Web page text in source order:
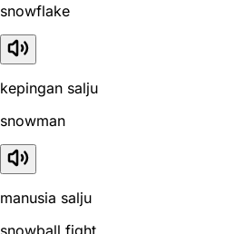
snowflake
kepingan salju
snowman
manusia salju
snowball fight